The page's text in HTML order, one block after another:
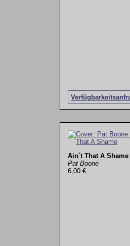
Ain´t That A Shame
Pat Boone
6,00 €